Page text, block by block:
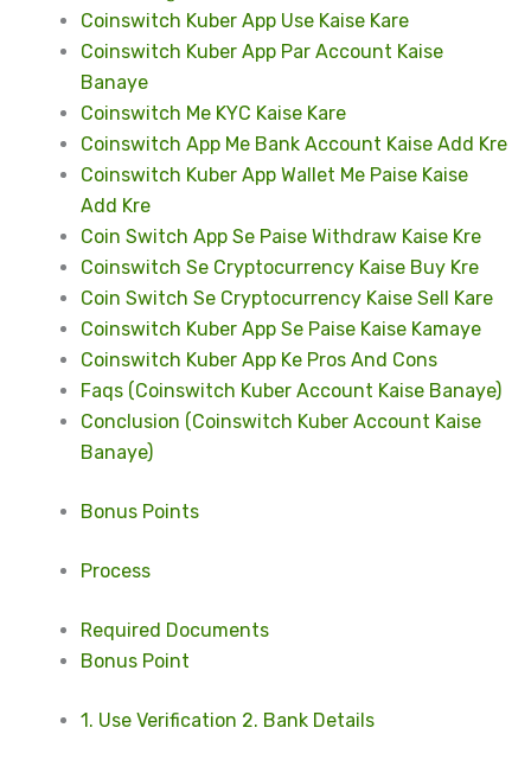
Coinswitch Kuber App Use Kaise Kare
Coinswitch Kuber App Par Account Kaise
Banaye
Coinswitch Me KYC Kaise Kare
Coinswitch App Me Bank Account Kaise Add Kre
Coinswitch Kuber App Wallet Me Paise Kaise
Add Kre
Coin Switch App Se Paise Withdraw Kaise Kre
Coinswitch Se Cryptocurrency Kaise Buy Kre
Coin Switch Se Cryptocurrency Kaise Sell Kare
Coinswitch Kuber App Se Paise Kaise Kamaye
Coinswitch Kuber App Ke Pros And Cons
Faqs (Coinswitch Kuber Account Kaise Banaye)
Conclusion (Coinswitch Kuber Account Kaise
Banaye)
Bonus Points
Process
Required Documents
Bonus Point
1. Use Verification 2. Bank Details